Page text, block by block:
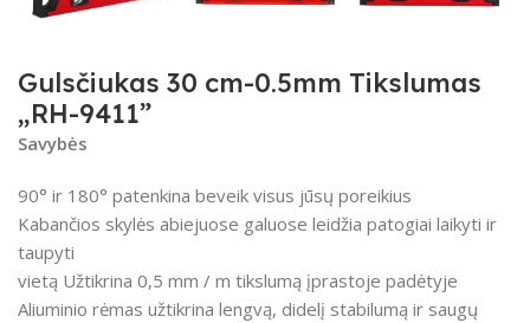
Gulsčiukas 30 cm-0.5mm Tikslumas
„RH-9411”
Savybės
90° ir 180° patenkina beveik visus jūsų poreikius
Kabančios skylės abiejuose galuose leidžia patogiai laikyti ir
taupyti
vietą Užtikrina 0,5 mm / m tikslumą įprastoje padėtyje
Aliuminio rėmas užtikrina lengvą, didelį stabilumą ir saugų